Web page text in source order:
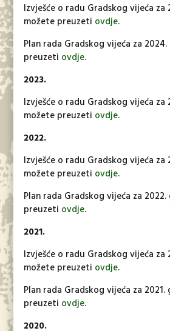
Izvješće o radu Gradskog vijeća za
možete preuzeti ovdje.
Plan rada Gradskog vijeća za
preuzeti ovdje.
2023.
Izvješće o radu Gradskog vijeća za
možete preuzeti ovdje.
2022.
Izvješće o radu Gradskog vijeća za
možete preuzeti ovdje.
Plan rada Gradskog vijeća za
preuzeti ovdje.
2021.
Izvješće o radu Gradskog vijeća za
možete preuzeti ovdje.
Plan rada Gradskog vijeća za
preuzeti ovdje.
2020.